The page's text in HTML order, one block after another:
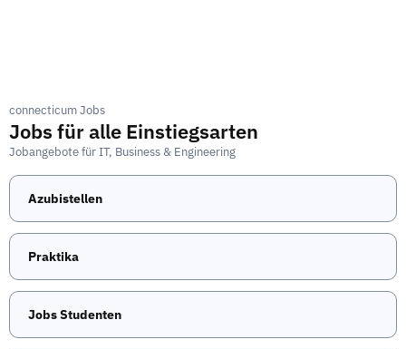
connecticum Jobs
Jobs für alle Einstiegsarten
Jobangebote für IT, Business & Engineering
Azubistellen
Praktika
Jobs Studenten